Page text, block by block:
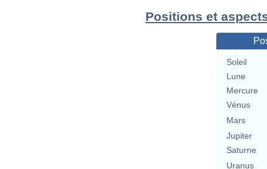
Positions et
Soleil
Lune
Mercure
Vénus
Mars
Jupiter
Saturne
Uranus